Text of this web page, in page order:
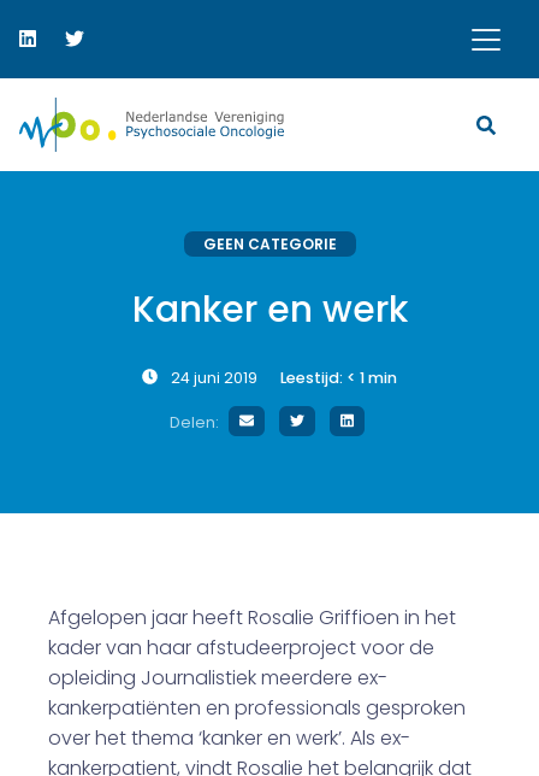
GEEN CATEGORIE
Kanker en werk
24 juni 2019 Leestijd: < 1min
Delen:
Afgelopen jaar heeft Rosalie Griffioen in het
kader van haar afstudeerproject voor de
opleiding Journalistiek meerdere ex-
kankerpatiënten en professionals gesproken
over het thema ‘kanker en werk’. Als ex-
kankerpatient, vindt Rosalie het belangrijk dat